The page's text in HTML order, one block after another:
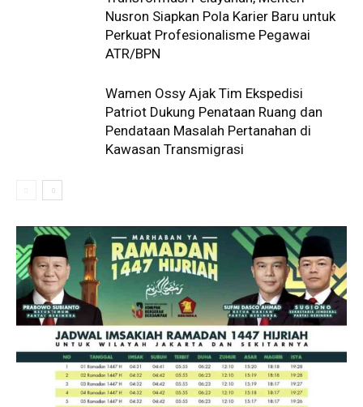
Nusron Siapkan Pola Karier Baru untuk
Perkuat Profesionalisme Pegawai
ATR/BPN
Wamen Ossy Ajak Tim Ekspedisi
Patriot Dukung Penataan Ruang dan
Pendataan Masalah Pertanahan di
Kawasan Transmigrasi